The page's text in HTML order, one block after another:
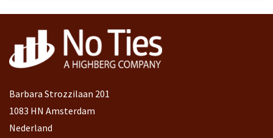
Barbara Strozzilaan 201
1083 HN Amsterdam
Nederland